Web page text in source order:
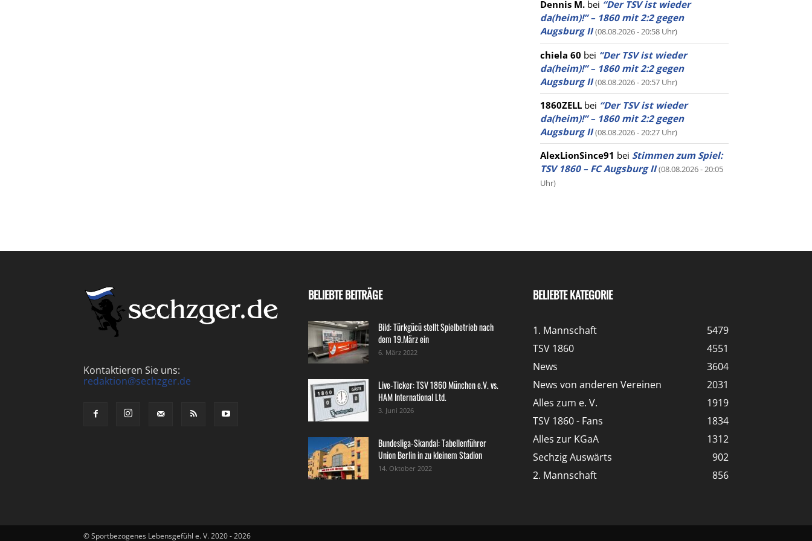
Dennis M. bei “Der TSV ist wieder
da(heim)!” – 1860 mit 2:2 gegen
Augsburg II (08.08.2026 - 20:58 Uhr)
chiela 60 bei “Der TSV ist wieder
da(heim)!” – 1860 mit 2:2 gegen
Augsburg II (08.08.2026 - 20:57 Uhr)
1860ZELL bei “Der TSV ist wieder
da(heim)!” – 1860 mit 2:2 gegen
Augsburg II (08.08.2026 - 20:27 Uhr)
AlexLionSince91 bei Stimmen zum Spiel:
TSV 1860 – FC Augsburg II (08.08.2026 - 20:05
Uhr)
Kontaktieren Sie uns:
redaktion@sechzger.de
BELIEBTE BEITRÄGE
Bild: Türkgücü stellt Spielbetrieb nach
dem 19.März ein
6. März 2022
Live-Ticker: TSV 1860 München e.V. vs.
HAM International Ltd.
3. Juni 2026
Bundesliga-Skandal: Tabellenführer
Union Berlin in zu kleinem Stadion
14. Oktober 2022
BELIEBTE KATEGORIE
1. Mannschaft
5479
TSV 1860
4551
News
3604
News von anderen Vereinen
2031
Alles zum e. V.
1919
TSV 1860 - Fans
1834
Alles zur KGaA
1312
Sechzig Auswärts
902
2. Mannschaft
856
© Sportbezogenes Lebensgefühl e. V. 2020 - 2026